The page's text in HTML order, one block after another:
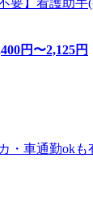
円〜2,125円
・車通勤okも